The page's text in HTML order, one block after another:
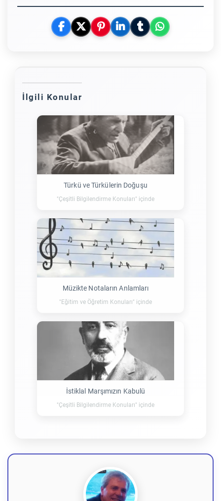
İlgili Konular
Türkü ve Türkülerin Doğuşu
"Çeşitli Bilgilendirme Konuları" içinde
Müzikte Notaların Anlamları
"Eğitim ve Öğretim Konuları" içinde
İstiklal Marşımızın Kabulü
"Çeşitli Bilgilendirme Konuları" içinde